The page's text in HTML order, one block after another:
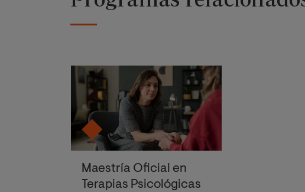
Maestría Oficial en
Terapias Psicológicas